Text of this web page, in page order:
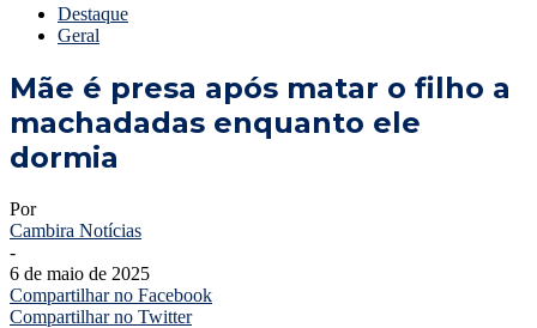
Destaque
Geral
Mãe é presa após matar o filho a
machadadas enquanto ele
dormia
Por
Cambira Notícias
-
6 de maio de 2025
Compartilhar no Facebook
Compartilhar no Twitter